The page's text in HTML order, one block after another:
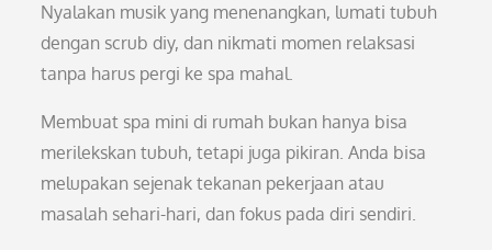
Nyalakan musik yang menenangkan, lumati tubuh
dengan scrub diy, dan nikmati momen relaksasi
tanpa harus pergi ke spa mahal.
Membuat spa mini di rumah bukan hanya bisa
merilekskan tubuh, tetapi juga pikiran. Anda bisa
melupakan sejenak tekanan pekerjaan atau
masalah sehari-hari, dan fokus pada diri sendiri.